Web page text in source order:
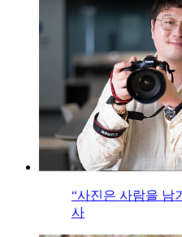
“사진은 사람을 남
사